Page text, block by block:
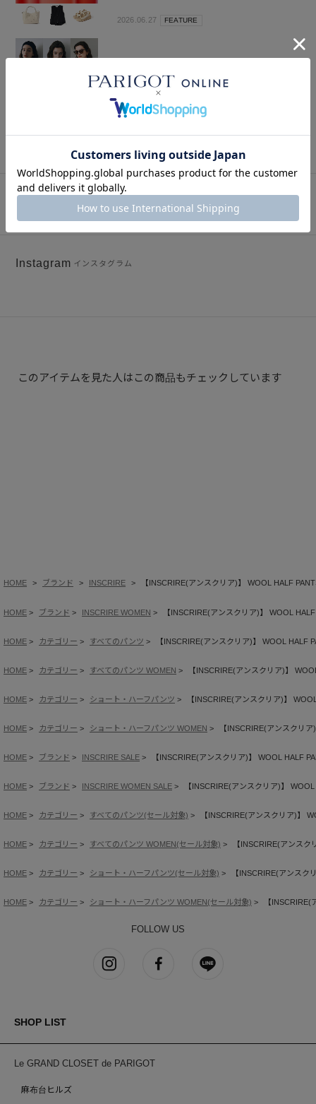
2026.06.27 FEATURE
COLLECTION
2026.04.25 特集
SNAP 関連スナップ
Instagram インスタグラム
このアイテムを見た人はこの商品もチェックしています
HOME ブランド INSCRIRE 【INSCRIRE(アンスクリア)】 WOOL HALF
HOME ブランド INSCRIRE WOMEN 【INSCRIRE(アンスクリア)】 WOOL
HOME カテゴリー すべてのパンツ 【INSCRIRE(アンスクリア)】 WOOL HALF
HOME カテゴリー すべてのパンツ WOMEN 【INSCRIRE(アンスクリア)】
HOME カテゴリー ショート・ハーフパンツ 【INSCRIRE(アンスクリア)】
HOME カテゴリー ショート・ハーフパンツ WOMEN 【INSCRIRE(アンスクリ
HOME ブランド INSCRIRE SALE 【INSCRIRE(アンスクリア)】 WOOL HALF
HOME ブランド INSCRIRE WOMEN SALE 【INSCRIRE(アンスクリア)】
HOME カテゴリー すべてのパンツ(セール対象) 【INSCRIRE(アンスクリア)】
HOME カテゴリー すべてのパンツ WOMEN(セール対象) 【INSCRIRE(アンス
HOME カテゴリー ショート・ハーフパンツ(セール対象) 【INSCRIRE(アンスク
HOME カテゴリー ショート・ハーフパンツ WOMEN(セール対象) 【
FOLLOW US
SHOP LIST
Le GRAND CLOSET de PARIGOT
麻布台ヒルズ